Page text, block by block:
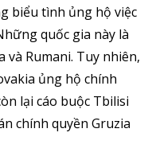
biểu tình ủng hộ việc
quốc gia này là
và Rumani. Tuy nhiên,
ủng hộ chính
lại cáo buộc Tbilisi
chính quyền Gruzia